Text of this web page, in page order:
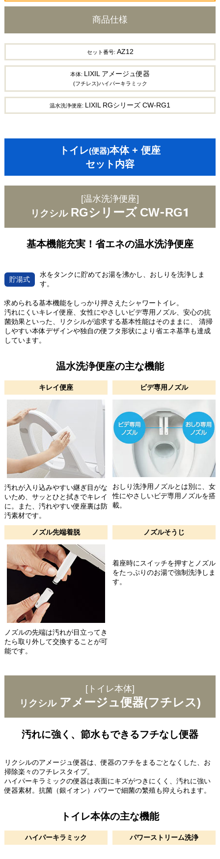
商品仕様
セット番号: AZ12
本体: LIXIL アメージュ便器
(フチレス)ハイパーキラミック
温水洗浄便座: LIXIL RGシリーズ CW-RG1
トイレ(便器)本体 + 便座
セット内容
[温水洗浄便座]
リクシルRGシリーズ CW-RG1
基本機能充実！省エネの温水洗浄便座
貯湯式
水をタンクに貯めてお湯を沸かし、おしりを洗浄しま
す。
求められる基本機能をしっかり押さえたシャワートイレ。
汚れにくいキレイ便座、女性にやさしいビデ専用ノズル、安心の抗
菌効果といった、リクシルが追求する基本性能はそのままに、 清掃
しやすい本体デザインや独自の便フタ形状により省エネ基準も達成
しています。
温水洗浄便座の主な機能
キレイ便座
汚れが入り込みやすい継ぎ目がな
いため、サッとひと拭きでキレイ
に。また、汚れやすい便座裏は防
汚素材です。
ビデ専用ノズル
おしり洗浄用ノズルとは別に、女
性にやさしいビデ専用ノズルを搭
載。
ノズル先端着脱
ノズルの先端は汚れが目立ってき
たら取り外して交換することが可
能です。
ノズルそうじ
着座時にスイッチを押すとノズル
をたっぷりのお湯で強制洗浄しま
す。
[トイレ本体]
リクシルアメージュ便器(フチレス)
汚れに強く、節水もできるフチなし便器
リクシルのアメージュ便器は、便器のフチをまるごとなくした、お
掃除楽々のフチレスタイプ。
ハイパーキラミックの便器は表面にキズがつきにくく、汚れに強い
便器素材。抗菌（銀イオン）パワーで細菌の繁殖も抑えられます。
トイレ本体の主な機能
ハイパーキラミック パワーストリーム洗浄